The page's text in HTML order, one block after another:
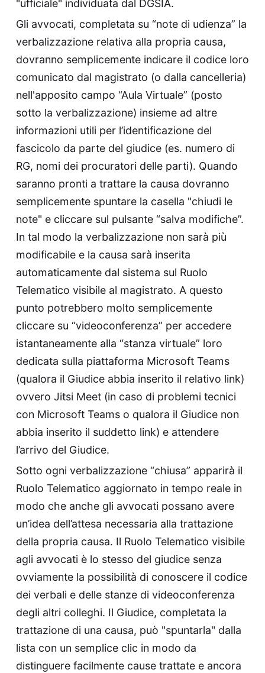
"ufficiale" individuata dal DGSIA.
Gli avvocati, completata su “note di udienza” la
verbalizzazione relativa alla propria causa,
dovranno semplicemente indicare il codice loro
comunicato dal magistrato (o dalla cancelleria)
nell'apposito campo “Aula Virtuale” (posto
sotto la verbalizzazione) insieme ad altre
informazioni utili per l’identificazione del
fascicolo da parte del giudice (es. numero di
RG, nomi dei procuratori delle parti). Quando
saranno pronti a trattare la causa dovranno
semplicemente spuntare la casella "chiudi le
note" e cliccare sul pulsante “salva modifiche”.
In tal modo la verbalizzazione non sarà più
modificabile e la causa sarà inserita
automaticamente dal sistema sul Ruolo
Telematico visibile al magistrato. A questo
punto potrebbero molto semplicemente
cliccare su “videoconferenza” per accedere
istantaneamente alla “stanza virtuale” loro
dedicata sulla piattaforma Microsoft Teams
(qualora il Giudice abbia inserito il relativo link)
ovvero Jitsi Meet (in caso di problemi tecnici
con Microsoft Teams o qualora il Giudice non
abbia inserito il suddetto link) e attendere
l’arrivo del Giudice.
Sotto ogni verbalizzazione “chiusa” apparirà il
Ruolo Telematico aggiornato in tempo reale in
modo che anche gli avvocati possano avere
un’idea dell’attesa necessaria alla trattazione
della propria causa. Il Ruolo Telematico visibile
agli avvocati è lo stesso del giudice senza
ovviamente la possibilità di conoscere il codice
dei verbali e delle stanze di videoconferenza
degli altri colleghi. Il Giudice, completata la
trattazione di una causa, può "spuntarla" dalla
lista con un semplice clic in modo da
distinguere facilmente cause trattate e ancora